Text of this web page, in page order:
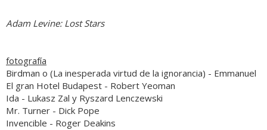
Adam Levine: Lost Stars
fotografía
Birdman o (La inesperada virtud de la ignorancia) - Emmanuel
El gran Hotel Budapest - Robert Yeoman
Ida - Lukasz Zal y Ryszard Lenczewski
Mr. Turner - Dick Pope
Invencible - Roger Deakins